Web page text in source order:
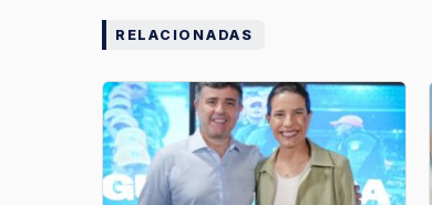
RELACIONADAS